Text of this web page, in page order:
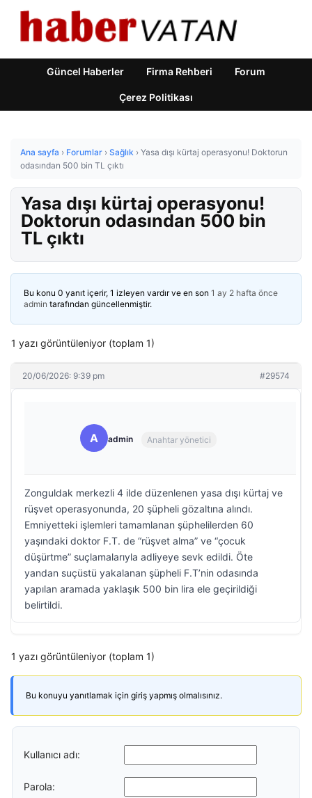
Güncel Haberler Firma Rehberi Forum
Çerez Politikası
Ana sayfa › Forumlar › Sağlık › Yasa dışı kürtaj operasyonu! Doktorun
odasından 500 bin TL çıktı
Yasa dışı kürtaj operasyonu!
Doktorun odasından 500 bin
TL çıktı
Bu konu 0 yanıt içerir, 1 izleyen vardır ve en son 1 ay 2 hafta önce
admin tarafından güncellenmiştir.
1 yazı görüntüleniyor (toplam 1)
20/06/2026: 9:39 pm #29574
A admin Anahtar yönetici
Zonguldak merkezli 4 ilde düzenlenen yasa dışı kürtaj ve
rüşvet operasyonunda, 20 şüpheli gözaltına alındı.
Emniyetteki işlemleri tamamlanan şüphelilerden 60
yaşındaki doktor F.T. de “rüşvet alma” ve “çocuk
düşürtme” suçlamalarıyla adliyeye sevk edildi. Öte
yandan suçüstü yakalanan şüpheli F.T’nin odasında
yapılan aramada yaklaşık 500 bin lira ele geçirildiği
belirtildi.
1 yazı görüntüleniyor (toplam 1)
Bu konuyu yanıtlamak için giriş yapmış olmalısınız.
Kullanıcı adı:
Parola: